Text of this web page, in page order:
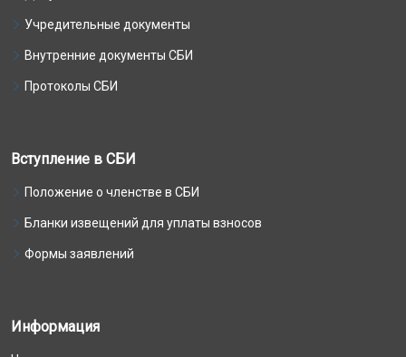
Учредительные документы
Внутренние документы СБИ
Протоколы СБИ
Вступление в СБИ
Положение о членстве в СБИ
Бланки извещений для уплаты взносов
Формы заявлений
Информация